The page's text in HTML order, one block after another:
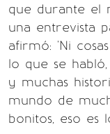
que durante el
una entrevista
afirmó: 'Ni
lo que se
y muchas
mundo de
bonitos, eso es